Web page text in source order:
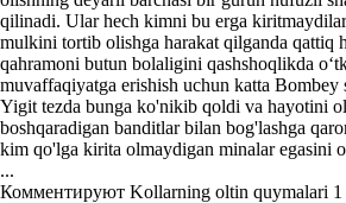
qilinadi. Ular hech kimni bu erga
mulkini tortib olishga harakat qilganda qattiq
qahramoni butun bolaligini qashshoqlikda
muvaffaqiyatga erishish uchun katta
Yigit tezda bunga ko'nikib qoldi va hayotini
boshqaradigan banditlar bilan bog'lashga
kim qo'lga kirita olmaydigan minalar egasini
...
Комментируют Kollarning oltin quymalari